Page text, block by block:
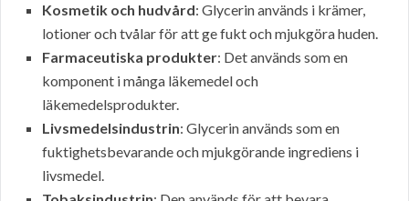
Kosmetik och hudvård: Glycerin används i krämer,
lotioner och tvålar för att ge fukt och mjukgöra huden.
Farmaceutiska produkter: Det används som en
komponent i många läkemedel och
läkemedelsprodukter.
Livsmedelsindustrin: Glycerin används som en
fuktighetsbevarande och mjukgörande ingrediens i
livsmedel.